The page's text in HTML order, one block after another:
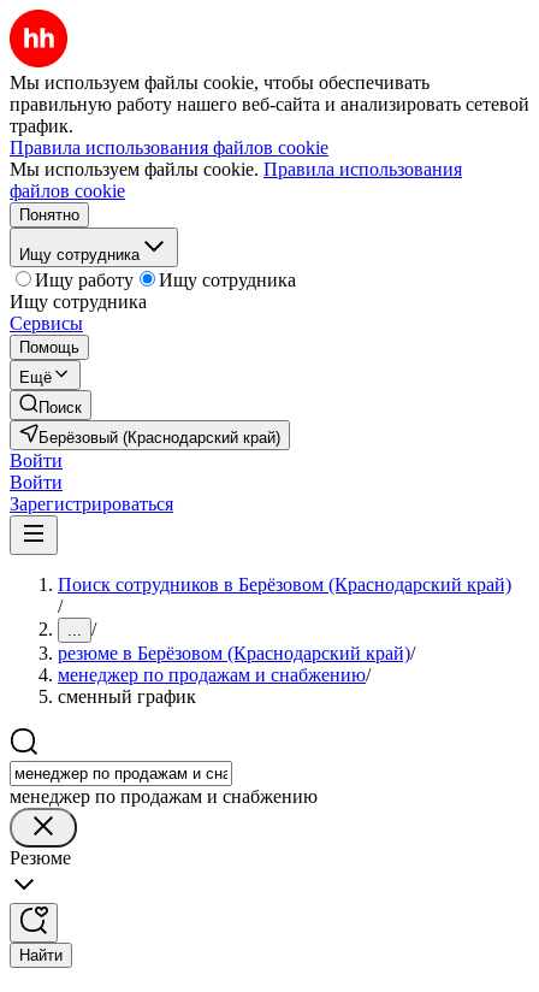
Мы используем файлы cookie, чтобы обеспечивать
правильную работу нашего веб-сайта и анализировать сетевой
трафик.
Правила использования файлов cookie
Мы используем файлы cookie. Правила использования
файлов cookie
Понятно
Ищу сотрудника
Ищу работу
Ищу сотрудника
Ищу сотрудника
Сервисы
Помощь
Ещё
Поиск
Берёзовый (Краснодарский край)
Войти
Войти
Зарегистрироваться
Поиск сотрудников в Берёзовом (Краснодарский край)
/
... /
резюме в Берёзовом (Краснодарский край)/
менеджер по продажам и снабжению/
сменный график
менеджер по продажам и снабжению
Резюме
Найти